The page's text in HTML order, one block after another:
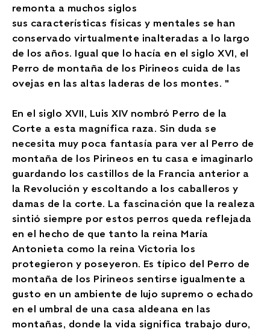
remonta a muchos siglos
sus características físicas y mentales se han
conservado virtualmente inalteradas a lo largo
de los años. Igual que lo hacía en el siglo XVI, el
Perro de montaña de los Pirineos cuida de las
ovejas en las altas laderas de los montes. "
En el siglo XVII, Luis XIV nombró Perro de la
Corte a esta magnífica raza. Sin duda se
necesita muy poca fantasía para ver al Perro de
montaña de los Pirineos en tu casa e imaginarlo
guardando los castillos de la Francia anterior a
la Revolución y escoltando a los caballeros y
damas de la corte. La fascinación que la realeza
sintió siempre por estos perros queda reflejada
en el hecho de que tanto la reina María
Antonieta como la reina Victoria los
protegieron y poseyeron. Es típico del Perro de
montaña de los Pirineos sentirse igualmente a
gusto en un ambiente de lujo supremo o echado
en el umbral de una casa aldeana en las
montañas, donde la vida significa trabajo duro,